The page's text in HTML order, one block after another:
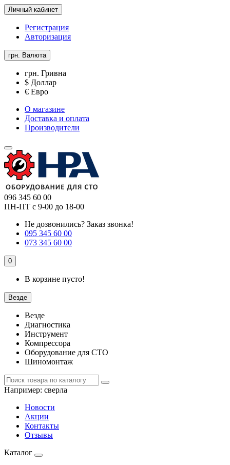
Личный кабинет
Регистрация
Авторизация
грн. Валюта
грн. Гривна
$ Доллар
€ Евро
О магазине
Доставка и оплата
Производители
096 345 60 00
ПН-ПТ с 9-00 до 18-00
Не дозвонились? Заказ звонка!
095 345 60 00
073 345 60 00
0
В корзине пусто!
Везде
Везде
Диагностика
Инструмент
Компрессора
Оборудование для СТО
Шиномонтаж
Например: сверла
Новости
Акции
Контакты
Отзывы
Каталог